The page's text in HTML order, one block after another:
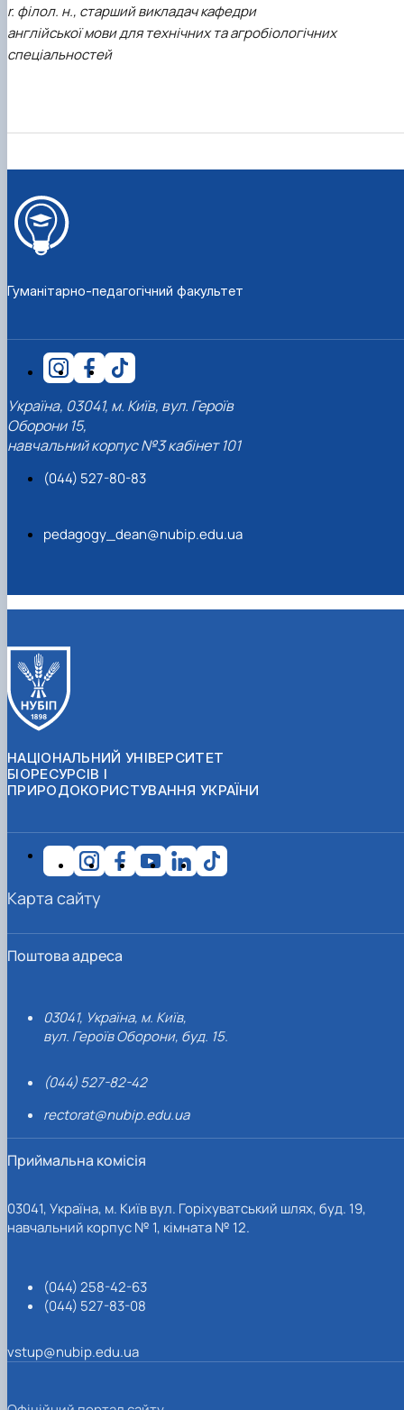
r. філол. н., старший викладач кафедри
англійської мови для технічних та агробіологічних
спеціальностей
Гуманітарно-педагогічний факультет
Україна, 03041, м. Київ, вул. Героїв
Оборони 15,
навчальний корпус №3 кабінет 101
(044) 527-80-83
pedagogy_dean@nubip.edu.ua
НАЦІОНАЛЬНИЙ УНІВЕРСИТЕТ
БІОРЕСУРСІВ І
ПРИРОДОКОРИСТУВАННЯ УКРАЇНИ
Поштова адреса
03041, Україна, м. Київ,
вул. Героїв Оборони, буд. 15.
(044) 527-82-42
rectorat@nubip.edu.ua
Приймальна комісія
03041, Україна, м. Київ вул. Горіхуватський шлях, буд. 19,
навчальний корпус № 1, кімната № 12.
(044) 258-42-63
(044) 527-83-08
vstup@nubip.edu.ua
Карта сайту